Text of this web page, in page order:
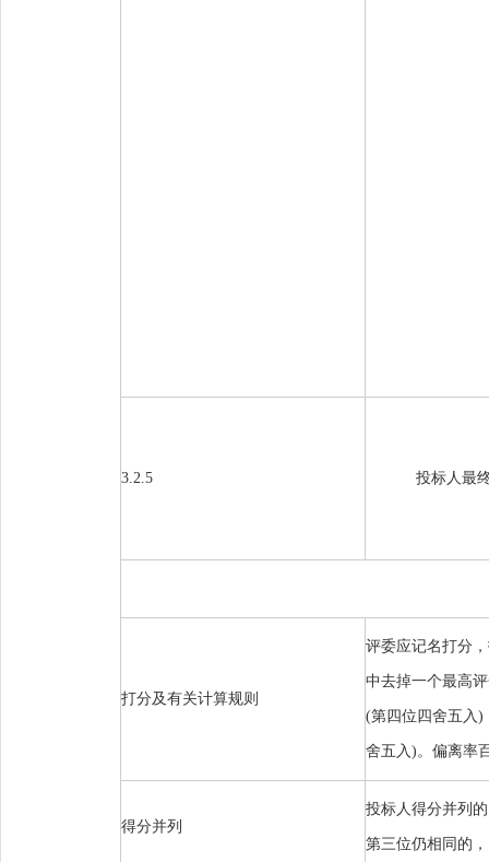
3.2.5 投标人最
打分及有关计算规则
评委应记名打分
中去掉一个最高
(第四位四舍五入)
舍五入)。偏离率
得分并列
投标人得分并列
第三位仍相同的